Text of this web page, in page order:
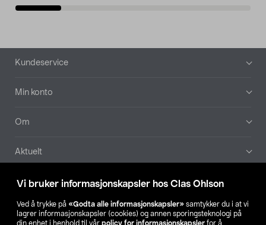
Vi bruker informasjonskapsler hos Clas Ohlson
Ved å trykke på «Godta alle informasjonskapsler» samtykker du i at vi
lagrer informasjonskapsler (cookies) og annen sporingsteknologi på
din enhet i henhold til vår policy for informasjonskapsler for å
Bunntekst
Kundeservice
Min konto
Om
Aktuelt
Våre selskaper
Finn din butikk